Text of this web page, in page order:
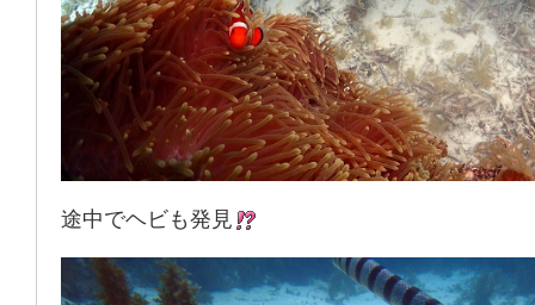
途中でヘビも発見